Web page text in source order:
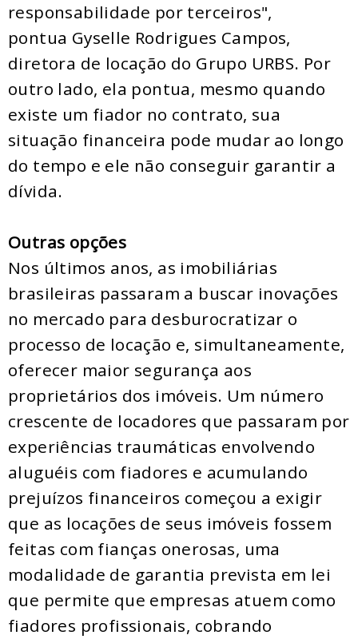
responsabilidade por terceiros",
pontua Gyselle Rodrigues Campos,
diretora de locação do Grupo URBS. Por
outro lado, ela pontua, mesmo quando
existe um fiador no contrato, sua
situação financeira pode mudar ao longo
do tempo e ele não conseguir garantir a
dívida.
Outras opções
Nos últimos anos, as imobiliárias
brasileiras passaram a buscar inovações
no mercado para desburocratizar o
processo de locação e, simultaneamente,
oferecer maior segurança aos
proprietários dos imóveis. Um número
crescente de locadores que passaram por
experiências traumáticas envolvendo
aluguéis com fiadores e acumulando
prejuízos financeiros começou a exigir
que as locações de seus imóveis fossem
feitas com fianças onerosas, uma
modalidade de garantia prevista em lei
que permite que empresas atuem como
fiadores profissionais, cobrando